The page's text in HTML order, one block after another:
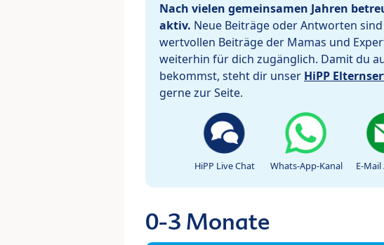
Nach vielen gemeinsamen Jahren
aktiv. Neue Beiträge oder Antworten
wertvollen Beiträge der Mamas und
weiterhin für dich zugänglich. Damit du
bekommst, steht dir unser HiPP
gerne zur Seite.
HiPP Live Chat Whats-App-Kanal E-
0-3 Monate